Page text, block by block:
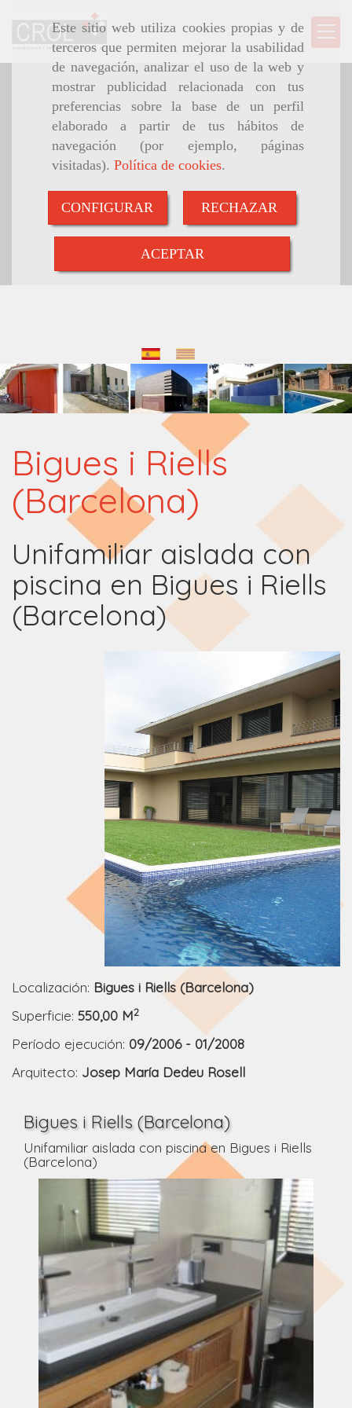
Este sitio web utiliza cookies propias y de
terceros que permiten mejorar la usabilidad
de navegación, analizar el uso de la web y
mostrar publicidad relacionada con tus
preferencias sobre la base de un perfil
elaborado a partir de tus hábitos de
navegación (por ejemplo, páginas
visitadas). Política de cookies.
CONFIGURAR RECHAZAR
ACEPTAR
Bigues i Riells
(Barcelona)
Unifamiliar aislada con
piscina en Bigues i Riells
(Barcelona)
Localización: Bigues i Riells (Barcelona)
Superficie: 550,00 M2
Período ejecución: 09/2006 - 01/2008
Arquitecto: Josep María Dedeu Rosell
Bigues i Riells (Barcelona)
Unifamiliar aislada con piscina en Bigues i Riells
(Barcelona)